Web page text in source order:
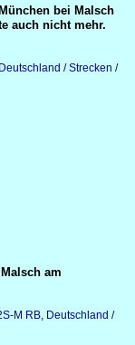
bei Malsch
auch nicht mehr.
Deutschland / Strecken /
am
M RB, Deutschland /